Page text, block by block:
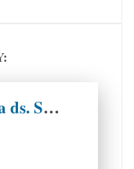
Specjalista / Specjalistka ds. Sprzedaży Nieruchomości